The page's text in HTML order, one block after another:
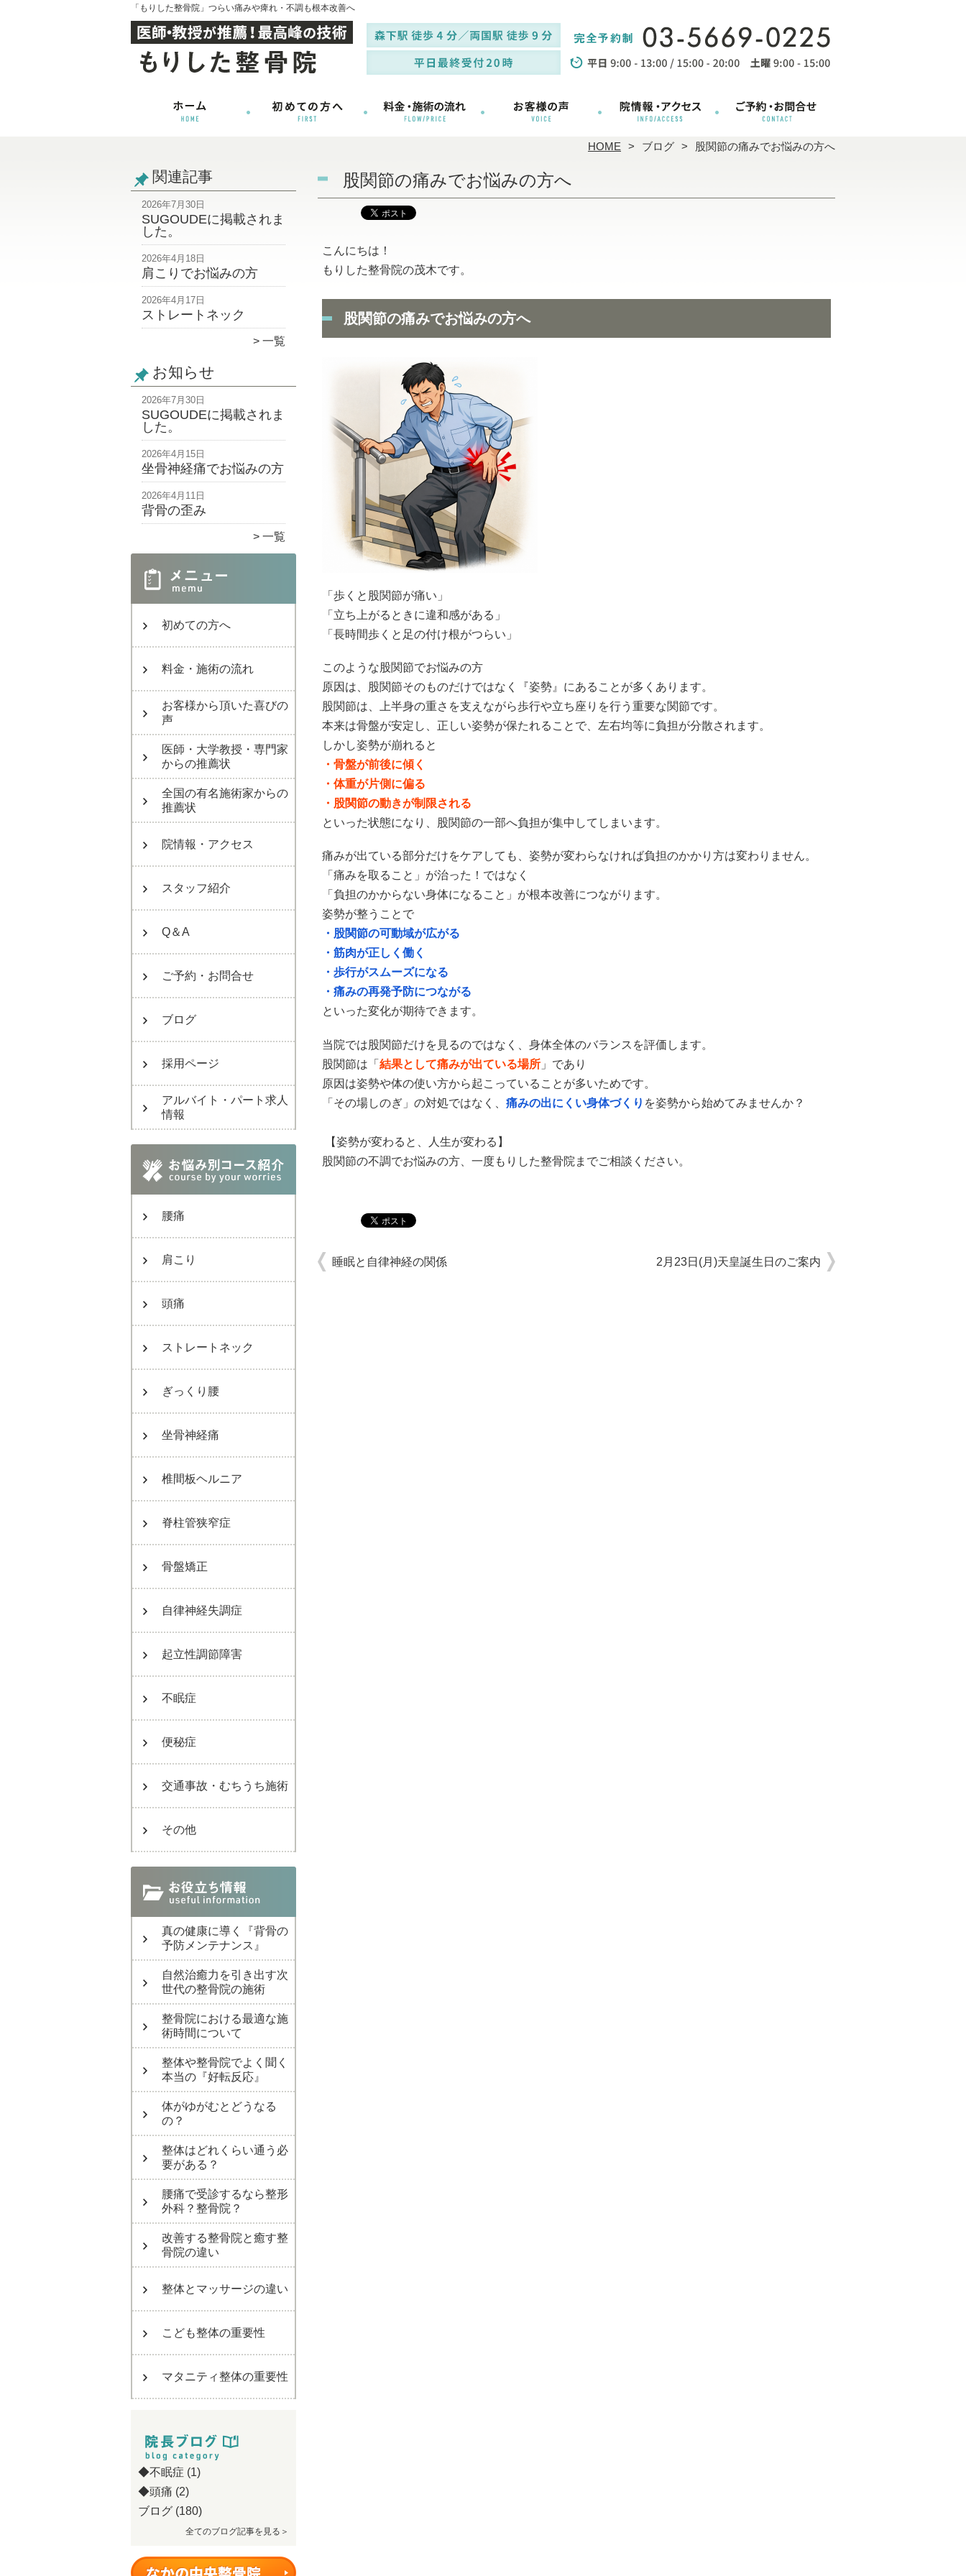
「もりした整骨院」つらい痛みや痺れ・不調も根本改善へ
HOME ブログ 股関節の痛みでお悩みの方へ
関連記事
2026年7月30日
SUGOUDEに掲載されま
した。
2026年4月18日
肩こりでお悩みの方
2026年4月17日
ストレートネック
一覧
お知らせ
2026年7月30日
SUGOUDEに掲載されま
した。
2026年4月15日
坐骨神経痛でお悩みの方
2026年4月11日
背骨の歪み
一覧
初めての方へ
料金・施術の流れ
お客様から頂いた喜びの
声
医師・大学教授・専門家
からの推薦状
全国の有名施術家からの
推薦状
院情報・アクセス
スタッフ紹介
Q＆A
ご予約・お問合せ
ブログ
採用ページ
アルバイト・パート求人
情報
腰痛
肩こり
頭痛
ストレートネック
ぎっくり腰
坐骨神経痛
椎間板ヘルニア
脊柱管狭窄症
骨盤矯正
自律神経失調症
起立性調節障害
不眠症
便秘症
交通事故・むちうち施術
その他
真の健康に導く『背骨の
予防メンテナンス』
自然治癒力を引き出す次
世代の整骨院の施術
整骨院における最適な施
術時間について
整体や整骨院でよく聞く
本当の『好転反応』
体がゆがむとどうなる
の？
整体はどれくらい通う必
要がある？
腰痛で受診するなら整形
外科？整骨院？
改善する整骨院と癒す整
骨院の違い
整体とマッサージの違い
こども整体の重要性
マタニティ整体の重要性
◆不眠症 (1)
◆頭痛 (2)
ブログ (180)
全てのブログ記事を見る＞
股関節の痛みでお悩みの方へ
こんにちは！
もりした整骨院の茂木です。
股関節の痛みでお悩みの方へ
「歩くと股関節が痛い」
「立ち上がるときに違和感がある」
「長時間歩くと足の付け根がつらい」
このような股関節でお悩みの方
原因は、股関節そのものだけではなく『姿勢』にあることが多くあります。
股関節は、
上半身の重さを支えながら歩行や立ち座りを行う重要な関節です。
本来は骨盤が安定し、正しい姿勢が保たれることで、 左右均等に負担が分散されます。
しかし姿勢が崩れると
・骨盤が前後に傾く
・体重が片側に偏る
・股関節の動きが制限される
といった状態になり、股関節の一部へ負担が集中してしまいます。
痛みが出ている部分だけをケアしても、 姿勢が変わらなければ負担のかかり方は変わりません。
「痛みを取ること」が治った！ではなく
「 負担のかからない身体になること」が根本改善につながります。
姿勢が整うことで
・股関節の可動域が広がる
・筋肉が正しく働く
・歩行がスムーズになる
・痛みの再発予防につながる
といった変化が期待できます。
当院では股関節だけを見るのではなく、 身体全体のバランスを評価します。
股関節は「 結果として痛みが出ている場所 」であり
原因は姿勢や体の使い方から起こっていることが多いためです。
「その場しのぎ」の対処ではなく、 痛みの出にくい身体づくり を姿勢から始めてみませんか？
【姿勢が変わると、人生が変わる】
股関節の不調でお悩みの方、 一度もりした整骨院までご相談ください。
睡眠と自律神経の関係 2月23日(月)天皇誕生日のご案内